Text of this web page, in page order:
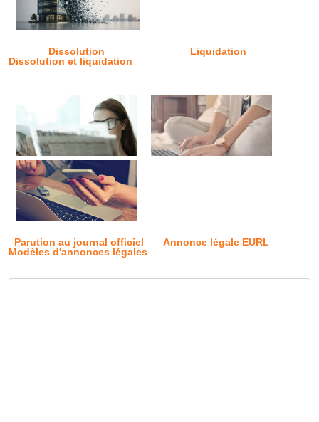
Dissolution
Liquidation
Dissolution et liquidation
Parution au journal officiel
Annonce légale EURL
Modèles d'annonces légales